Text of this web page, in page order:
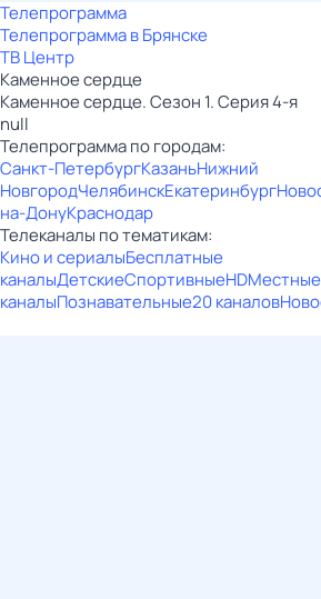
Телепрограмма
Телепрограмма в Брянске
ТВ Центр
Каменное сердце
Каменное сердце. Сезон 1. Серия 4-я
null
Телепрограмма по городам:
Санкт-ПетербургКазаньНижний
НовгородЧелябинскЕкатеринбург
на-ДонуКраснодар
Телеканалы по тематикам:
Кино и сериалыБесплатные
каналыДетскиеСпортивныеHDМестные
каналыПознавательные20 каналов